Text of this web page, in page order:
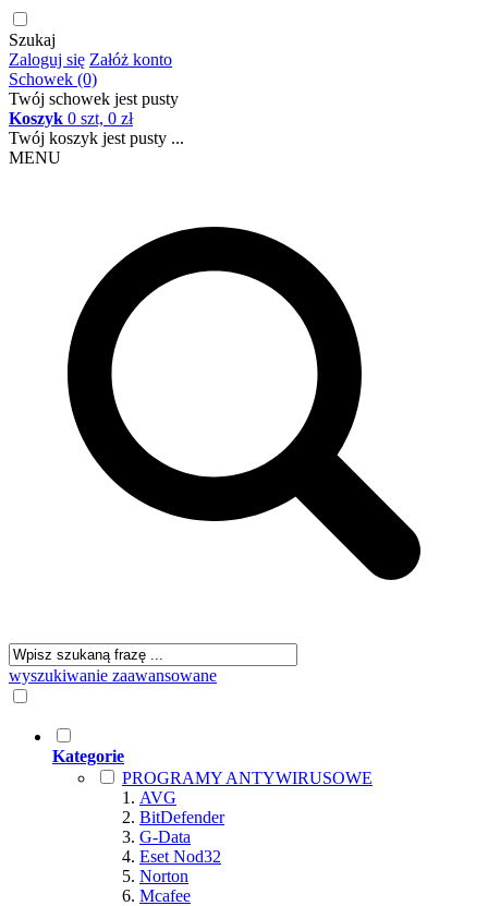
Szukaj
Zaloguj się Załóż konto
Schowek (0)
Twój schowek jest pusty
Koszyk 0 szt, 0 zł
Twój koszyk jest pusty ...
MENU
wyszukiwanie zaawansowane
Kategorie
PROGRAMY ANTYWIRUSOWE
AVG
BitDefender
G-Data
Eset Nod32
Norton
Mcafee